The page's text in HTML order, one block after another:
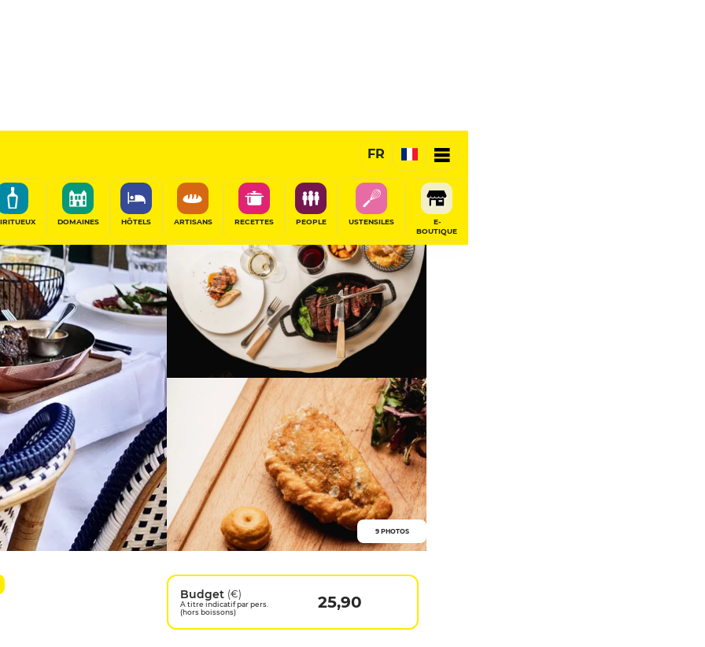
FR
DOMAINES HÔTELS ARTISANS RECETTES PEOPLE USTENSILES
E-
BOUTIQUE
RÉSERVER
9 PHOTOS
Budget (€)
A titre indicatif par pers.
(hors boissons)
25,90